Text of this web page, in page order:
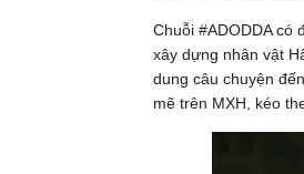
Chuỗi #ADODDA có
xây dựng nhân vật
dung câu chuyện
mẽ trên MXH, kéo